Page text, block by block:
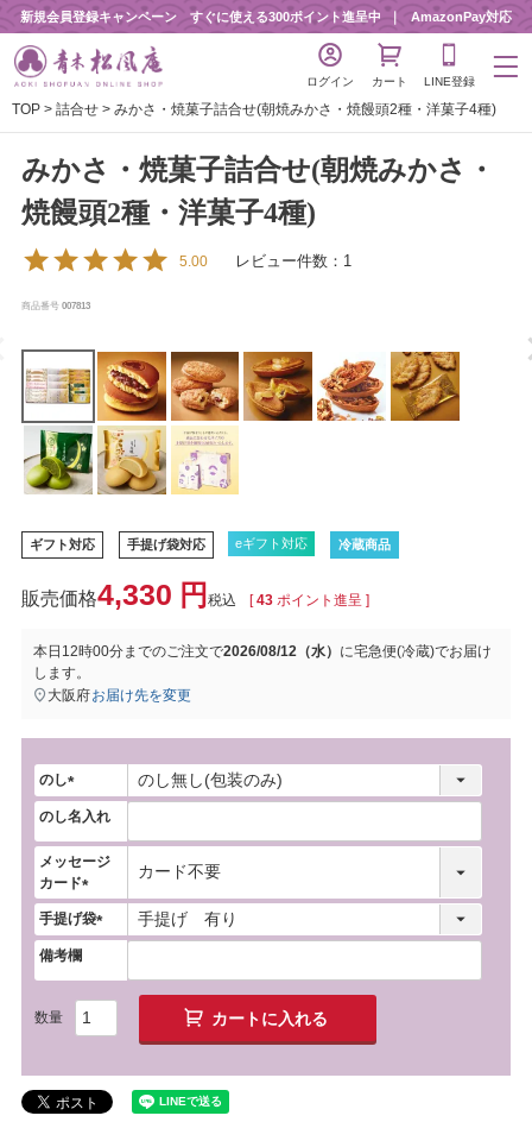
新規会員登録キャンペーン すぐに使える300ポイント進呈中 AmazonPay対応
ログイン カート LINE登録
TOP 詰合せ みかさ・焼菓子詰合せ(朝焼みかさ・焼饅頭2種・洋菓子4種)
みかさ・焼菓子詰合せ(朝焼みかさ・
焼饅頭2種・洋菓子4種)
5.00 レビュー件数：1
商品番号 007813
ギフト対応 手提げ袋対応 eギフト対応 冷蔵商品
4,330 税込 [ 43 ポイント進呈 ]
本日 12時00分までのご注文で2026/08/12（水） に宅急便(冷蔵)でお届け
します。
大阪府お届け先を変更
のし
(
必
須
)
のし名入れ
メッセージ
カード
(
必
須
手提げ袋
(
備考欄
カートに入れる